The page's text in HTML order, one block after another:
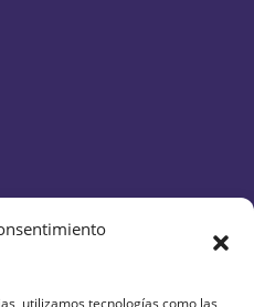
utilizamos tecnologías como las